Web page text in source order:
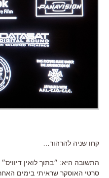
קחו שניה להרהור…
התשובה היא: ״בתוך לואין
סרטי האוסקר שראיתי בימים